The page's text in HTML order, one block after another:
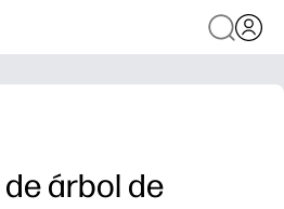
árbol de